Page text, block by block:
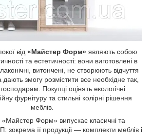
від «Майстер Форм»являють собою
та естетичності: вони виготовлені в
витончені, не створюють відчуття
змогу розмістити все необхідне так,
Покупці оцінять екологічні
фурнітуру та стильні колірні рішення
меблів.
«Майстер Форм» випускає класичні та
зокрема її продукції — комплекти меблів і